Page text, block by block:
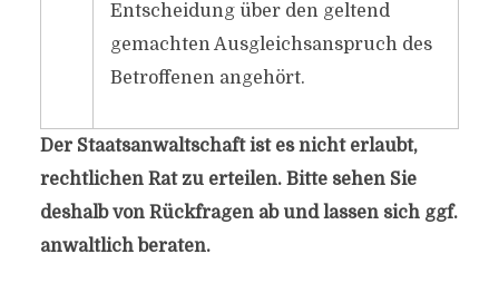
Entscheidung über den geltend
gemachten Ausgleichsanspruch des
Betroffenen angehört.
Der Staatsanwaltschaft ist es nicht erlaubt,
rechtlichen Rat zu erteilen. Bitte sehen Sie
deshalb von Rückfragen ab und lassen sich ggf.
anwaltlich beraten.